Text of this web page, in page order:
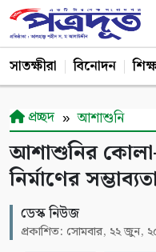
সাতক্ষীরা বিনোদন
প্রচ্ছদ আশাশুনি
আশাশুনির
নির্মাণের
ডেস্ক নিউজ
প্রকাশিত: সোমবার, ২২ জুন,